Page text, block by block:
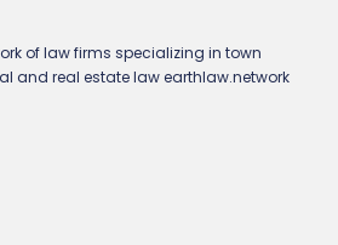
of law firms specializing in town
and real estate law earthlaw.network